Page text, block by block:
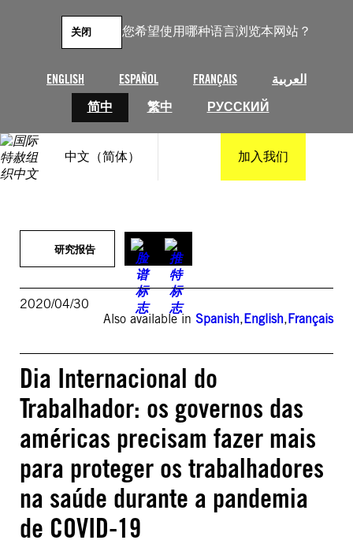
您希望使用哪种语言浏览本网站？
ENGLISH ESPAÑOL FRANÇAIS
العربية
简中
繁中 РУССКИЙ
关闭
中文（简体） 加入我们
研究报告
2020/04/30
Also available in Spanish,English,Français
Dia Internacional do
Trabalhador: os governos das
américas precisam fazer mais
para proteger os trabalhadores
na saúde durante a pandemia
de COVID-19